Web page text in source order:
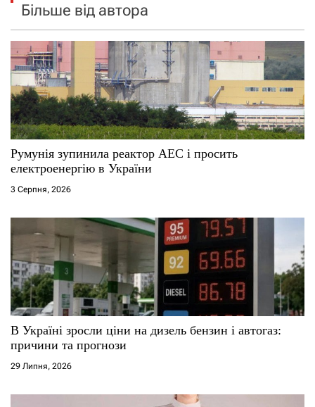
Більше від автора
Румунія зупинила реактор АЕС і просить
електроенергію в України
3 Серпня, 2026
В Україні зросли ціни на дизель бензин і автогаз:
причини та прогнози
29 Липня, 2026